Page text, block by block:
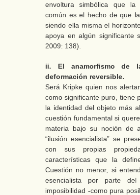
envoltura simbólica que la
común es el hecho de que
siendo ella misma el
apoya en algún significante
2009: 138).
ii. El anamorfismo de
deformación reversible.
Será Kripke quien nos
como significante puro, tiene
la identidad del objeto más
cuestión fundamental si
materia bajo su noción de
“ilusión esencialista” se
con sus propias
características que la
Cuestión no menor, si
esencialista por parte
imposibilidad -como pura